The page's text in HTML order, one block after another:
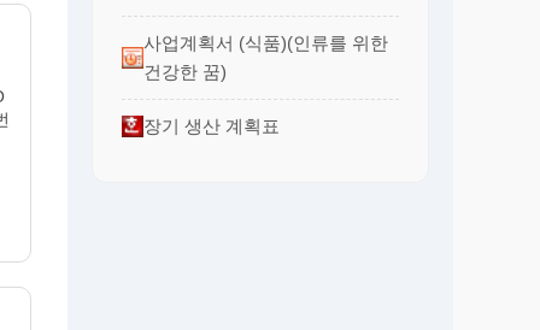
사업계획서 (식품)(인류를 위한
건강한 꿈)
장기 생산 계획표